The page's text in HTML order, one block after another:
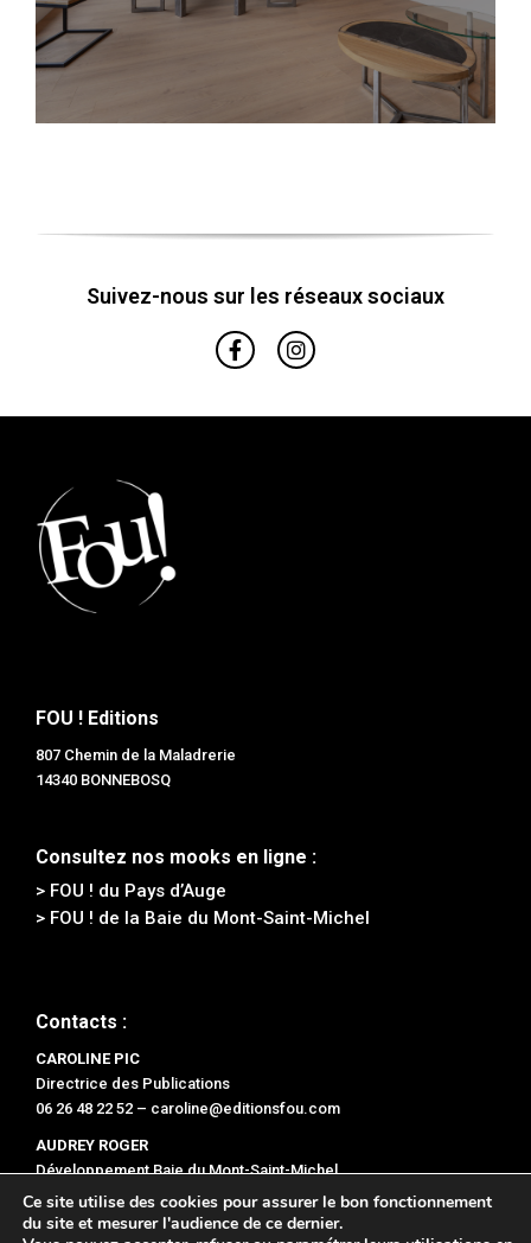
Suivez-nous sur les réseaux sociaux
FOU ! Editions
807 Chemin de la Maladrerie
14340 BONNEBOSQ
Consultez nos mooks en ligne :
> FOU ! du Pays d’Auge
> FOU ! de la Baie du Mont-Saint-Michel
Contacts :
CAROLINE PIC
Directrice des Publications
06 26 48 22 52 – caroline@editionsfou.com
AUDREY ROGER
Développement Baie du Mont-Saint-Michel
06 47 47 78 96 –audrey@editionsfou.com
Ce site utilise des cookies pour assurer le bon fonctionnement
du site et mesurer l'audience de ce dernier.